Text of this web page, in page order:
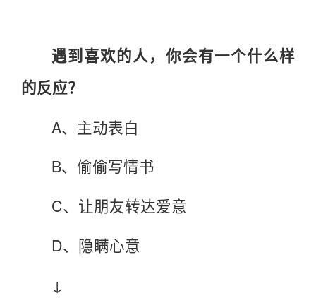
遇到喜欢的人，你会有一个什么样
的反应？
A、主动表白
B、偷偷写情书
C、让朋友转达爱意
D、隐瞒心意
↓